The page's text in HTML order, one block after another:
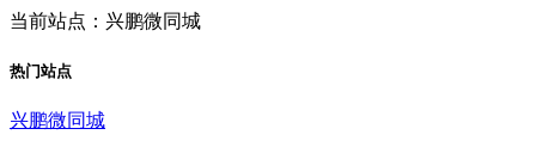
当前站点：兴鹏微同城
热门站点
兴鹏微同城